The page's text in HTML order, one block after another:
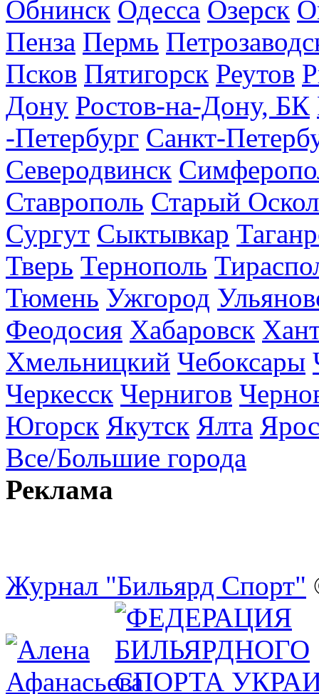
Обнинск Одесса Озерск
Пенза Пермь
Псков Пятигорск Реутов
Дону Ростов-на-Дону, БК
-Петербург Санкт-
Северодвинск
Ставрополь Старый Оскол
Сургут Сыктывкар
Тверь Тернополь
Тюмень Ужгород
Феодосия Хабаровск
Хмельницкий Чебоксары
Черкесск Чернигов
Югорск Якутск Ялта
Все/Большие города
Реклама
Журнал "Бильярд Спорт"